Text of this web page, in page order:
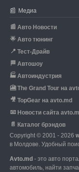
📰 Медиа
📰 Авто Новости
🌟 Авто тюнинг
📍 Тест-Драйв
🏁 Автошоу
🏭 Автоиндустрия
🎦 The Grand Tour на
🎥 TopGear на avto.md
📧 Новости сайта
📄 Каталог брэндов
Copyright © 2001 - 2026
в Молдове. Удобный
Avto.md - это авто
автомобиль, найти